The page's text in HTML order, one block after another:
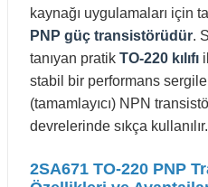
kaynağı uygulamaları için
PNP güç transistörüdür.
tanıyan pratik TO-220 kılıfı
stabil bir performans
(tamamlayıcı) NPN
devrelerinde sıkça kullanılır.
2SA671 TO-220 PNP